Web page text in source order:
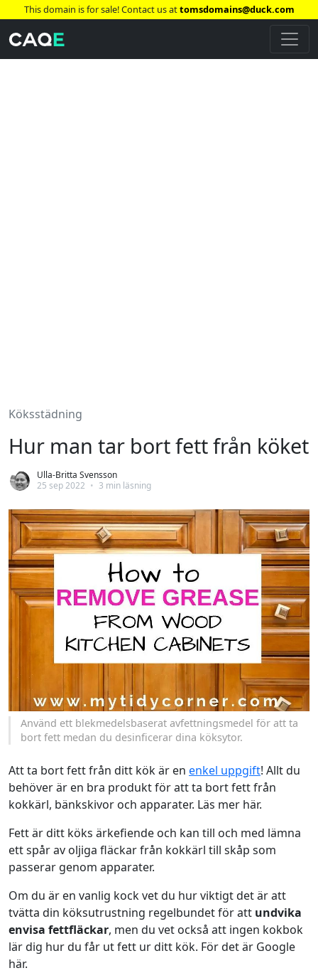
This domain is for sale! Contact us attomsdomains@duck.com
Köksstädning
Hur man tar bort fett från köket
Ulla-Britta Svensson
25 sep 2022 • 3 min läsning
Använd ett blekmedelsbaserat avfettningsmedel för att ta
bort fett medan du desinficerar dina köksytor.
Att ta bort fett från ditt kök är en enkel uppgift! Allt du
behöver är en bra produkt för att ta bort fett från
kokkärl, bänkskivor och apparater. Läs mer här.
Fett är ditt köks ärkefiende och kan till och med lämna
ett spår av oljiga fläckar från kokkärl till skåp som
passerar genom apparater.
Om du är en vanlig kock vet du hur viktigt det är att
tvätta din köksutrustning regelbundet för att undvika
envisa fettfläckar, men du vet också att ingen kokbok
lär dig hur du får ut fett ur ditt kök. För det är Google
här.